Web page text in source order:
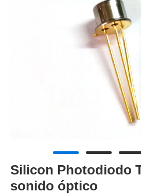
Silicon Photodiodo
sonido óptico